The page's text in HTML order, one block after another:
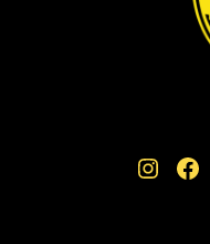
Instagram Facebook